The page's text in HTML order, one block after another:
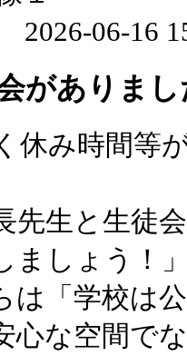
2026-06-16
がありまし
休み時間等
先生と生徒
ましょう！
は「学校は
心な空間で